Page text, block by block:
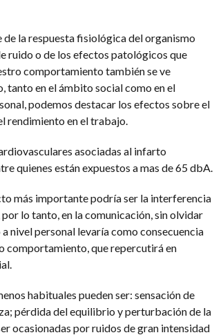
la respuesta fisiológica del organismo
ruido o de los efectos patológicos que
comportamiento también se ve
tanto en el ámbito social como en el
podemos destacar los efectos sobre el
rendimiento en el trabajo.
asociadas al infarto
quienes están expuestos a mas de 65 dbA.
más importante podría ser la interferencia
por lo tanto, en la comunicación, sin olvidar
nivel personal levaría como consecuencia
comportamiento, que repercutirá en
habituales pueden ser: sensación de
pérdida del equilibrio y perturbación de la
ocasionadas por ruidos de gran intensidad